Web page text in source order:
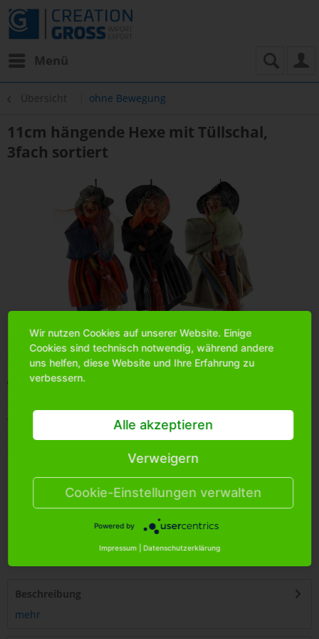
Menü
Übersicht ohne Bewegung
11cm hängende Hexe mit Tüllschal,
3fach sortiert
Bittemelden Sie sich an, um mehr Informationen über das
Produkt zu erhalten.
Merken
Artikel-Nr.:
2004
240
250255 447969
Beschreibung
mehr
Wir nutzen Cookies auf unserer Website. Einige
Cookies sind technisch notwendig, während andere
uns helfen, diese Website und Ihre Erfahrung zu
verbessern.
Alle akzeptieren
Verweigern
Cookie-Einstellungen verwalten
Powered by
Impressum Datenschutzerklärung